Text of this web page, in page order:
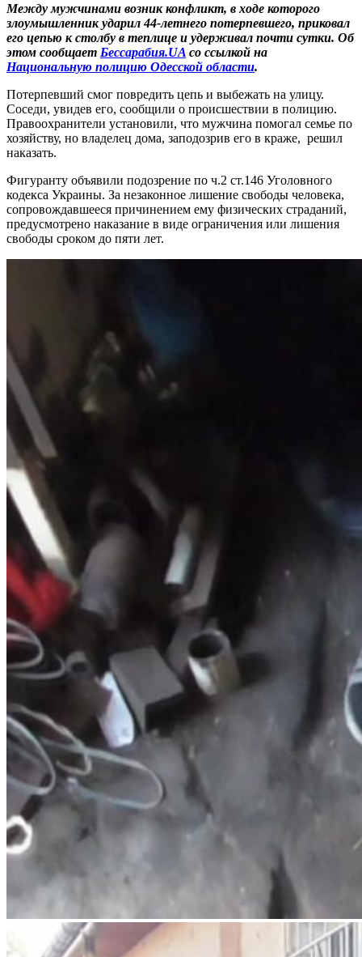
Между мужчинами возник конфликт, в ходе которого
злоумышленник ударил 44-летнего потерпевшего, приковал
его цепью к столбу в теплице и удерживал почти сутки. Об
этом сообщает Бессарабия.UA со ссылкой на
Национальную полицию Одесской области.
Потерпевший смог повредить цепь и выбежать на улицу.
Соседи, увидев его, сообщили о происшествии в полицию.
Правоохранители установили, что мужчина помогал семье по
хозяйству, но владелец дома, заподозрив его в краже, решил
наказать.
Фигуранту объявили подозрение по ч.2 ст.146 Уголовного
кодекса Украины. За незаконное лишение свободы человека,
сопровождавшееся причинением ему физических страданий,
предусмотрено наказание в виде ограничения или лишения
свободы сроком до пяти лет.